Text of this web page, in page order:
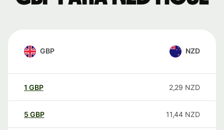
GBP NZD
1 GBP 2,29 NZD
5 GBP 11,44 NZD